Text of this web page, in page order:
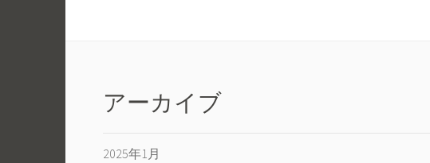
アーカイブ
2025年1月